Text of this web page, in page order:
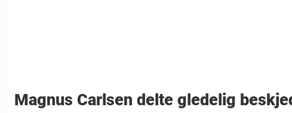
Magnus Carlsen delte gledelig